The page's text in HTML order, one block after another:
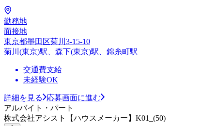
勤務地
面接地
東京都墨田区菊川3-15-10
菊川(東京)駅、森下(東京)駅、錦糸町駅
交通費支給
未経験OK
詳細を見る
応募画面に進む
アルバイト・パート
株式会社アシスト【ハウスメーカー】K01_(50)